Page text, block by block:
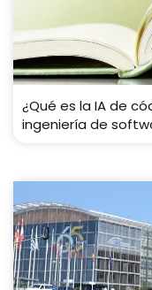
¿Qué es la IA de
ingeniería de